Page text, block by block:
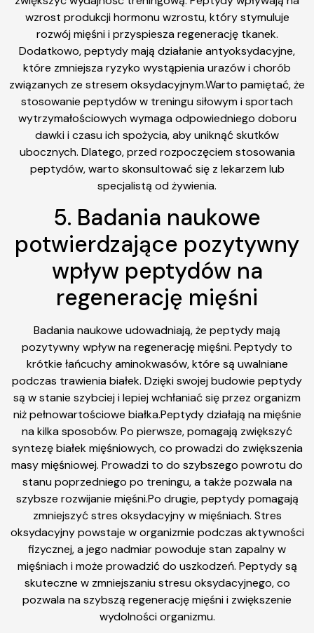
wzrost produkcji hormonu wzrostu, który stymuluje
rozwój mięśni i przyspiesza regenerację tkanek.
Dodatkowo, peptydy mają działanie antyoksydacyjne,
które zmniejsza ryzyko wystąpienia urazów i chorób
związanych ze stresem oksydacyjnym.Warto pamiętać, że
stosowanie peptydów w treningu siłowym i sportach
wytrzymałościowych wymaga odpowiedniego doboru
dawki i czasu ich spożycia, aby uniknąć skutków
ubocznych. Dlatego, przed rozpoczęciem stosowania
peptydów, warto skonsultować się z lekarzem lub
specjalistą od żywienia.
5. Badania naukowe
potwierdzające pozytywny
wpływ peptydów na
regenerację mięśni
Badania naukowe udowadniają, że peptydy mają
pozytywny wpływ na regenerację mięśni. Peptydy to
krótkie łańcuchy aminokwasów, które są uwalniane
podczas trawienia białek. Dzięki swojej budowie peptydy
są w stanie szybciej i lepiej wchłaniać się przez organizm
niż pełnowartościowe białka.Peptydy działają na mięśnie
na kilka sposobów. Po pierwsze, pomagają zwiększyć
syntezę białek mięśniowych, co prowadzi do zwiększenia
masy mięśniowej. Prowadzi to do szybszego powrotu do
stanu poprzedniego po treningu, a także pozwala na
szybsze rozwijanie mięśni.Po drugie, peptydy pomagają
zmniejszyć stres oksydacyjny w mięśniach. Stres
oksydacyjny powstaje w organizmie podczas aktywności
fizycznej, a jego nadmiar powoduje stan zapalny w
mięśniach i może prowadzić do uszkodzeń. Peptydy są
skuteczne w zmniejszaniu stresu oksydacyjnego, co
pozwala na szybszą regenerację mięśni i zwiększenie
wydolności organizmu.